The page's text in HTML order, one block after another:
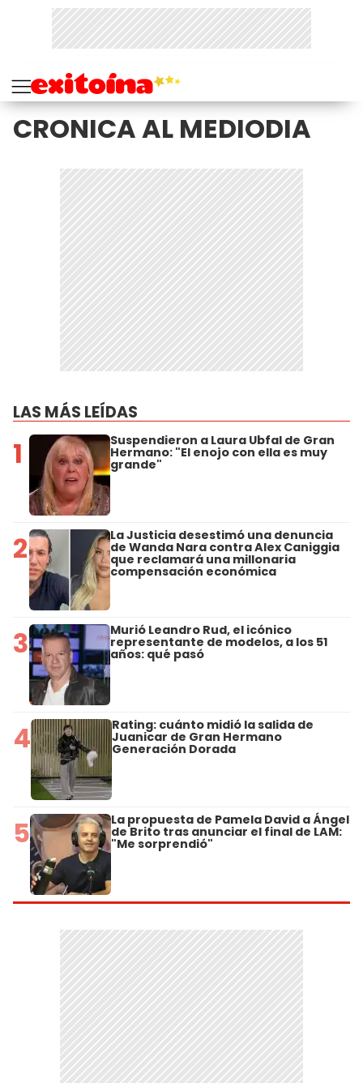
CRONICA AL MEDIODIA
LAS MÁS LEÍDAS
1 Suspendieron a Laura Ubfal de Gran
Hermano: "El enojo con ella es muy
grande"
2 La Justicia desestimó una denuncia
de Wanda Nara contra Alex Caniggia
que reclamará una millonaria
compensación económica
3 Murió Leandro Rud, el icónico
representante de modelos, a los 51
años: qué pasó
4 Rating: cuánto midió la salida de
Juanicar de Gran Hermano
Generación Dorada
5 La propuesta de Pamela David a Ángel
de Brito tras anunciar el final de LAM:
"Me sorprendió"